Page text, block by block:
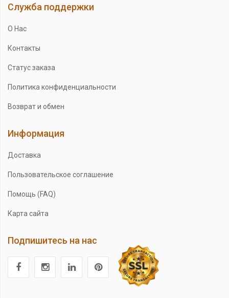
Служба поддержки
О Нас
Контакты
Статус заказа
Политика конфиденциальности
Возврат и обмен
Информация
Доставка
Пользовательское соглашение
Помощь (FAQ)
Карта сайта
Подпишитесь на нас